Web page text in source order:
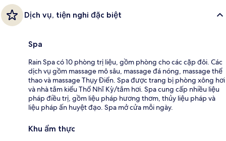
Dịch vụ, tiện nghi đặc biệt
Spa
Rain Spa có 10 phòng trị liệu, gồm phòng cho các cặp đôi. Các
dịch vụ gồm massage mô sâu, massage đá nóng, massage thể
thao và massage Thụy Điển. Spa được trang bị phòng xông hơi
và nhà tắm kiểu Thổ Nhĩ Kỳ/tắm hơi. Spa cung cấp nhiều liệu
pháp điều trị, gồm liệu pháp hương thơm, thủy liệu pháp và
liệu pháp ấn huyệt đạo. Spa mở cửa mỗi ngày.
Khu ẩm thực